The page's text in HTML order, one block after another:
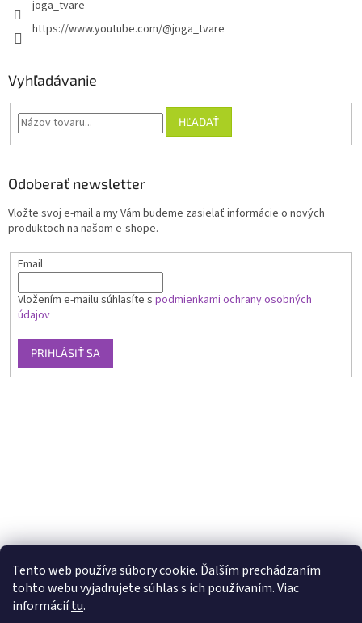
Tento web používa súbory cookie. Ďalším prechádzaním
tohto webu vyjadrujete súhlas s ich používaním. Viac
informáciítu.
joga_tvare
https://www.youtube.com/@joga_tvare
Vyhľadávanie
HĽADAŤ
Odoberať newsletter
Vložte svoj e-mail a my Vám budeme zasielať informácie o nových
produktoch na našom e-shope.
Email
Vložením e-mailu súhlasíte s podmienkami ochrany osobných
údajov
PRIHLÁSIŤ SA